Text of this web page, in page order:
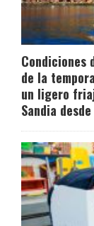
Condiciones
de la
un ligero
Sandia